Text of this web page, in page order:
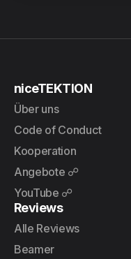
niceTEKTION
Über uns
Code of Conduct
Kooperation
Angebote ☍
YouTube ☍
Reviews
Alle Reviews
Beamer